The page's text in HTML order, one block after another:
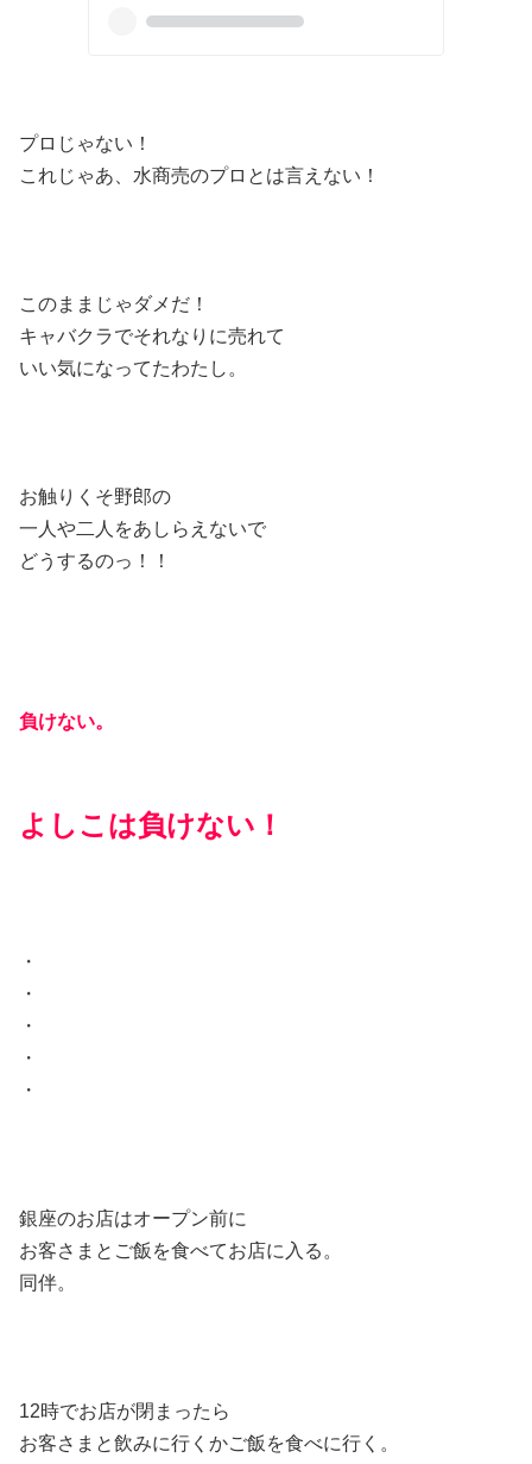
プロじゃない！
これじゃあ、水商売のプロとは言えない！
このままじゃダメだ！
キャバクラでそれなりに売れて
いい気になってたわたし。
お触りくそ野郎の
一人や二人をあしらえないで
どうするのっ！！
負けない。
よしこは負けない！
・
・
・
・
・
銀座のお店はオープン前に
お客さまとご飯を食べてお店に入る。
同伴。
12時でお店が閉まったら
お客さまと飲みに行くかご飯を食べに行く。